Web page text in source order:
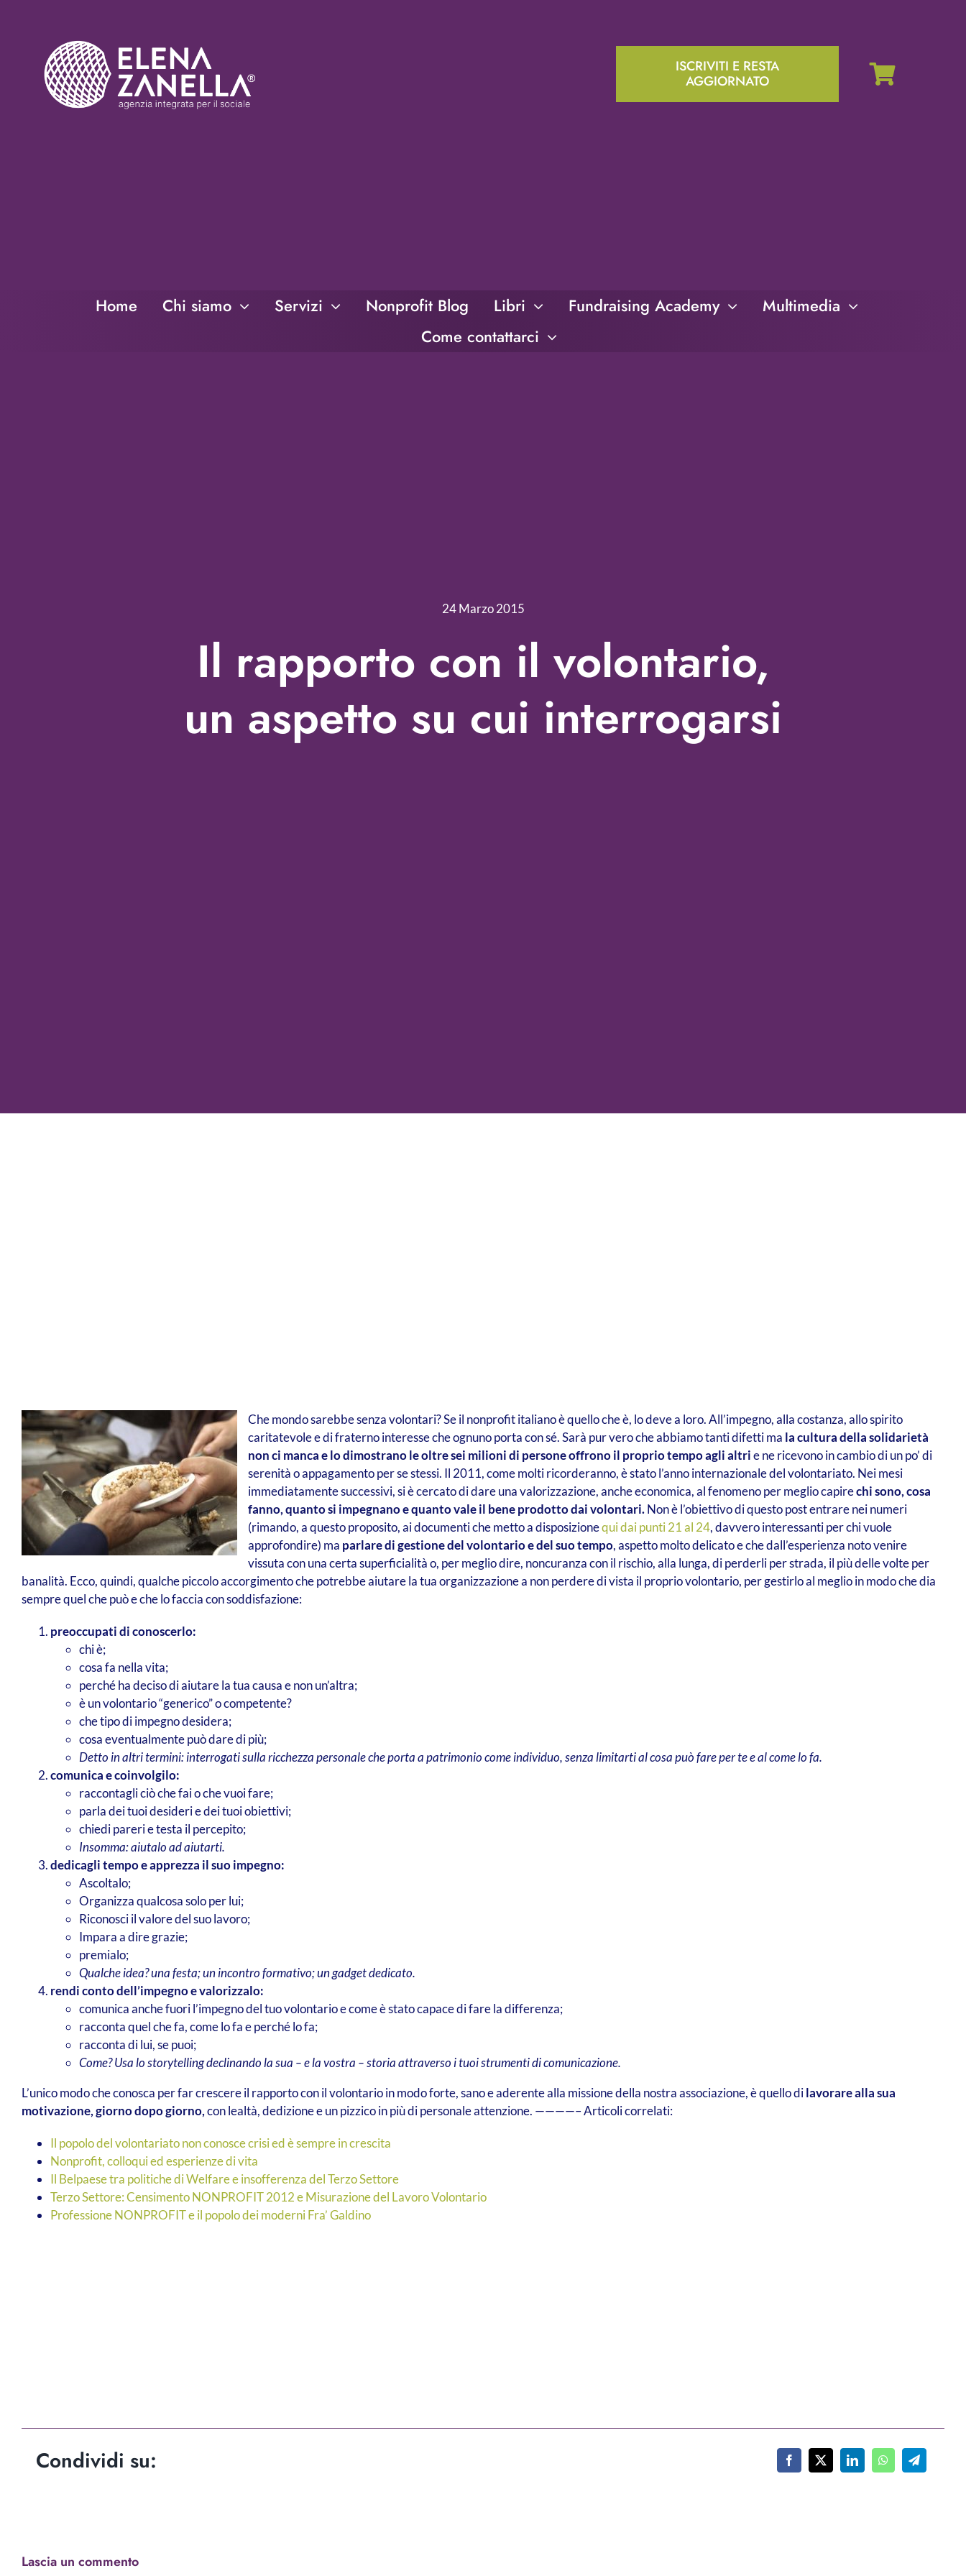
ISCRIVITI E RESTA
AGGIORNATO
Home Chi siamo Servizi Nonprofit Blog Libri Fundraising Academy
Multimedia
Come contattarci
24 Marzo 2015
Il rapporto con il volontario,
un aspetto su cui interrogarsi
Che mondo sarebbe senza volontari? Se il nonprofit italiano è quello che è, lo deve a loro. All’impegno, alla costanza, allo spirito
caritatevole e di fraterno interesse che ognuno porta con sé. Sarà pur vero che abbiamo tanti difetti ma la cultura della solidarietà
non ci manca e lo dimostrano le oltre sei milioni di persone offrono il proprio tempo agli altrie ne ricevono in cambio di un po’ di
serenità o appagamento per se stessi. Il 2011, come molti ricorderanno, è stato l’anno internazionale del volontariato. Nei mesi
immediatamente successivi, si è cercato di dare una valorizzazione, anche economica, al fenomeno per meglio capirechi sono, cosa
fanno, quanto si impegnano e quanto vale il bene prodotto dai volontari.Non è l’obiettivo di questo post entrare nei numeri
(rimando, a questo proposito, ai documenti che metto a disposizionequi dai punti 21 al 24, davvero interessanti per chi vuole
approfondire) ma parlare di gestione del volontario e del suo tempo, aspetto molto delicato e che dall’esperienza noto venire
vissuta con una certa superficialità o, per meglio dire, noncuranza con il rischio, alla lunga, di perderli per strada, il più delle volte per
banalità. Ecco, quindi, qualche piccolo accorgimento che potrebbe aiutare la tua organizzazione a non perdere di vista il proprio volontario, per gestirlo al meglio in modo che dia
sempre quel che può e che lo faccia con soddisfazione:
preoccupati di conoscerlo:
chi è;
cosa fa nella vita;
perché ha deciso di aiutare la tua causa e non un’altra;
è un volontario “generico” o competente?
che tipo di impegno desidera;
cosa eventualmente può dare di più;
Detto in altri termini: interrogati sulla ricchezza personale che porta a patrimonio come individuo, senza limitarti al cosa può fare per te e al come lo fa.
comunica e coinvolgilo:
raccontagli ciò che fai o che vuoi fare;
parla dei tuoi desideri e dei tuoi obiettivi;
chiedi pareri e testa il percepito;
Insomma: aiutalo ad aiutarti.
dedicagli tempo e apprezza il suo impegno:
Ascoltalo;
Organizza qualcosa solo per lui;
Riconosci il valore del suo lavoro;
Impara a dire grazie;
premialo;
Qualche idea? una festa; un incontro formativo; un gadget dedicato.
rendi conto dell’impegno e valorizzalo:
comunica anche fuori l’impegno del tuo volontario e come è stato capace di fare la differenza;
racconta quel che fa, come lo fa e perché lo fa;
racconta di lui, se puoi;
Come? Usa lo storytelling declinando la sua – e la vostra – storia attraverso i tuoi strumenti di comunicazione.
L’unico modo che conosca per far crescere il rapporto con il volontario in modo forte, sano e aderente alla missione della nostra associazione, è quello dilavorare alla sua
motivazione, giorno dopo giorno,con lealtà, dedizione e un pizzico in più di personale attenzione. ————– Articoli correlati:
Il popolo del volontariato non conosce crisi ed è sempre in crescita
Nonprofit, colloqui ed esperienze di vita
Il Belpaese tra politiche di Welfare e insofferenza del Terzo Settore
Terzo Settore: Censimento NONPROFIT 2012 e Misurazione del Lavoro Volontario
Professione NONPROFIT e il popolo dei moderni Fra’ Galdino
Condividi su:
Lascia un commento